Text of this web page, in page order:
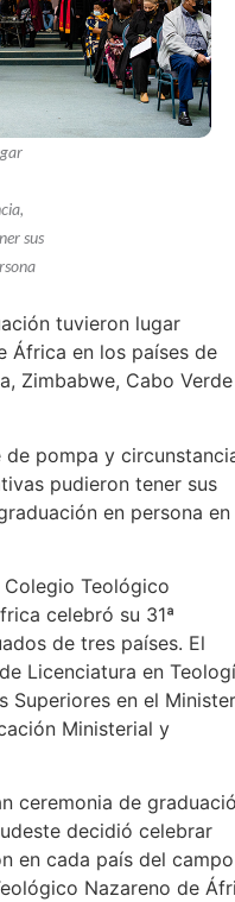
sus
tuvieron lugar
África en los países de
Zimbabwe, Cabo
de pompa y
pudieron tener sus
en persona en
Colegio Teológico
celebró su 31ª
de tres países. El
Licenciatura en
Superiores en el
Ministerial y
ceremonia de
decidió celebrar
en cada país del
Nazareno de